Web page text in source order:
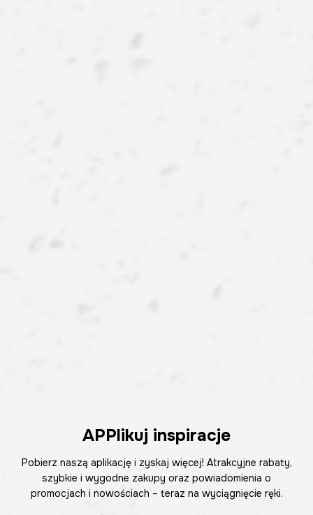
APPlikuj inspiracje
Pobierz naszą aplikację i zyskaj więcej! Atrakcyjne rabaty,
szybkie i wygodne zakupy oraz powiadomienia o
promocjach i nowościach – teraz na wyciągnięcie ręki.